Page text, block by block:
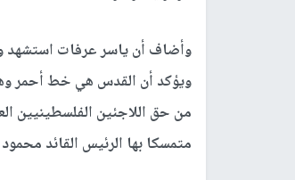
وأضاف أن ياسر عرفات استشهد
ويؤكد أن القدس هي خط أحمر
من حق اللاجئين الفلسطينيين
متمسكا بها الرئيس القائد